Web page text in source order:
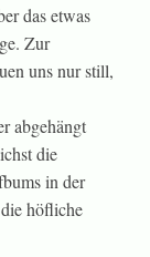
das etwas
Zur
uns nur still,
abgehängt
die
in der
höfliche